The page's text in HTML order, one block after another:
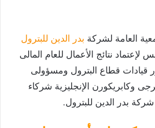
العامة لشركة بدر الدين للبترول
لإعتماد نتائج الأعمال للعام المالى
بحضور قيادات قطاع البترول ومسؤولى
وكابريكورن الإنجليزية شركاء
بدر الدين للبترول.